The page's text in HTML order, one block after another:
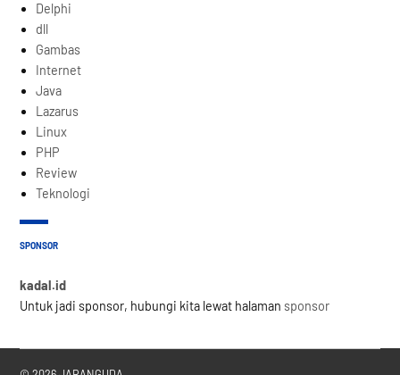
Delphi
dll
Gambas
Internet
Java
Lazarus
Linux
PHP
Review
Teknologi
SPONSOR
kadal.id
Untuk jadi sponsor, hubungi kita lewat halaman sponsor